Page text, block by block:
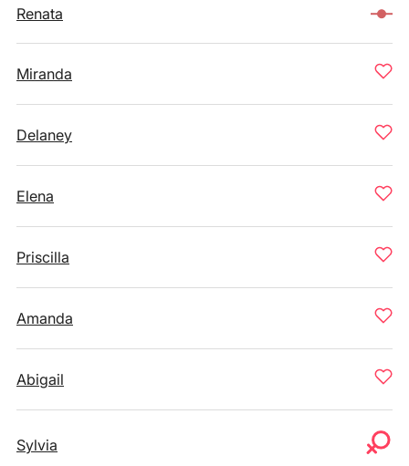
Renata
Miranda
Delaney
Elena
Priscilla
Amanda
Abigail
Sylvia